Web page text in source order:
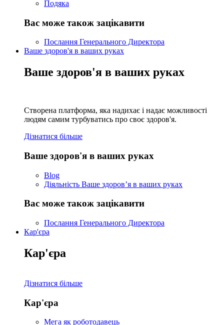
Подяка
Вас може також зацікавити
Послання Генерального Директора
Ваше здоров'я в ваших руках
Ваше здоров'я в ваших руках
Створена платформа, яка надихає і надає можливості
людям самим турбуватись про своє здоров'я.
Дізнатися більше
Ваше здоров'я в ваших руках
Blog
Діяльність Ваше здоров’я в ваших руках
Вас може також зацікавити
Послання Генерального Директора
Кар'єра
Кар'єра
Дізнатися більше
Кар'єра
Мега як роботодавець